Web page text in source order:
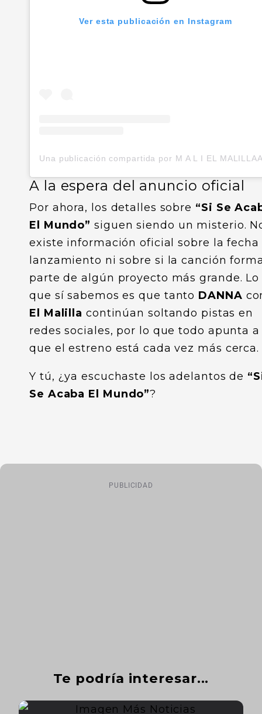
Ver esta publicación en Instagram
A la espera del anuncio oficial
Por ahora, los detalles sobre “Si Se
El Mundo” siguen siendo un misterio.
existe información oficial sobre la fecha
lanzamiento ni sobre si la canción
parte de algún proyecto más grande. Lo
que sí sabemos es que tanto DANNA
El Malilla continúan soltando pistas en
redes sociales, por lo que todo apunta a
que el estreno está cada vez más cerca.
Y tú, ¿ya escuchaste los adelantos de
Se Acaba El Mundo”?
PUBLICIDAD
Te podría interesar...